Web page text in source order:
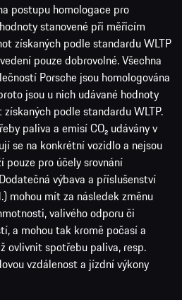
postupu homologace pro
stanovené při měřicím
získaných podle standardu WLTP
pouze dobrovolné. Všechna
Porsche jsou homologována
jsou u nich udávané hodnoty
podle standardu WLTP.
paliva a emisí CO₂ udávány v
se na konkrétní vozidlo a nejsou
pouze pro účely srovnání
výbava a příslušenství
mohou mít za následek změnu
valivého odporu či
a mohou tak kromě počasí a
ovlivnit spotřebu paliva, resp.
vzdálenost a jízdní výkony